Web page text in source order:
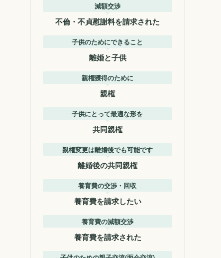
減額交渉
不倫・不貞慰謝料を請求された
子供のためにできること
離婚と子供
親権獲得のために
親権
子供にとって最適な形を
共同親権
親権変更は離婚後でも可能です
離婚後の共同親権
養育費の交渉・回収
養育費を請求したい
養育費の減額交渉
養育費を請求された